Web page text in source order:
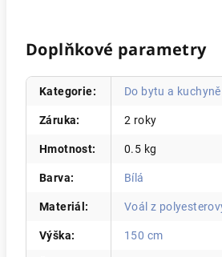
Doplňkové parametry
Kategorie: Do bytu a kuchyně
Záruka: 2 roky
Hmotnost: 0.5 kg
Barva: Bílá
Materiál : Voál z
Výška: 150 cm